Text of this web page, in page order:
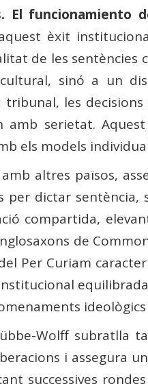
El
èxit
de les sentències
sinó a un
tribunal, les
amb serietat.
els models
altres països,
per dictar
compartida,
de
del Per Curiam
Wolff subratlla
i assegura
successives